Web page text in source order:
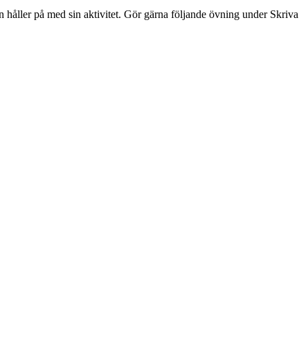
på med sin aktivitet. Gör gärna följande övning under